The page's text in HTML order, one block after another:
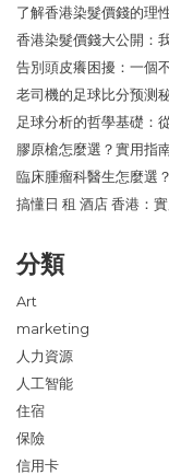
了解香港染髮價錢的理
香港染髮價錢大公開：
告別頭皮癢困擾：一個
老司機的足球比分预测
足球分析的哲學基礎：
膠原槍怎麼選？實用指
臨床腫瘤科醫生怎麼選
搞懂日 租 酒店 香港：
分類
Art
marketing
人力資源
人工智能
住宿
保險
信用卡